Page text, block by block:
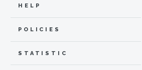
HELP
POLICIES
STATISTIC